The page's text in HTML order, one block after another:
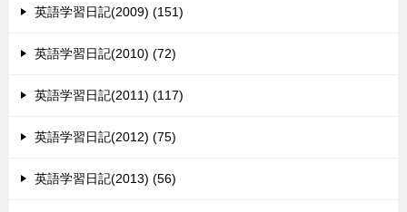
英語学習日記(2009) (151)
英語学習日記(2010) (72)
英語学習日記(2011) (117)
英語学習日記(2012) (75)
英語学習日記(2013) (56)